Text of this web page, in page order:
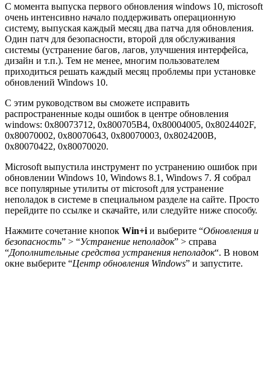
С момента выпуска первого обновления windows 10, microsoft
очень интенсивно начало поддерживать операционную
систему, выпуская каждый месяц два патча для обновления.
Один патч для безопасности, второй для обслуживания
системы (устранение багов, лагов, улучшения интерфейса,
дизайн и т.п.). Тем не менее, многим пользователем
приходиться решать каждый месяц проблемы при установке
обновлений Windows 10.
С этим руководством вы сможете исправить
распространенные коды ошибок в центре обновления
windows: 0x80073712, 0x800705B4, 0x80004005, 0x8024402F,
0x80070002, 0x80070643, 0x80070003, 0x8024200B,
0x80070422, 0x80070020.
Microsoft выпустила инструмент по устранению ошибок при
обновлении Windows 10, Windows 8.1, Windows 7. Я собрал
все популярные утилиты от microsoft для устранение
неполадок в системе в специальном разделе на сайте. Просто
перейдите по ссылке и скачайте, или следуйте ниже способу.
Нажмите сочетание кнопок Win+i и выберите “Обновления и
безопасность” > “Устранение неполадок” > справа
“Дополнительные средства устранения неполадок“. В новом
окне выберите “Центр обновления Windows” и запустите.